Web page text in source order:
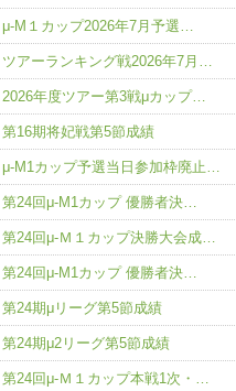
μ-M１カップ2026年7月予選…
ツアーランキング戦2026年7月…
2026年度ツアー第3戦μカップ…
第16期将妃戦第5節成績
μ-M1カップ予選当日参加枠廃止…
第24回μ-M1カップ 優勝者決…
第24回μ-Ｍ１カップ決勝大会成…
第24回μ-M1カップ 優勝者決…
第24期μリーグ第5節成績
第24期μ2リーグ第5節成績
第24回μ-Ｍ１カップ本戦1次・…